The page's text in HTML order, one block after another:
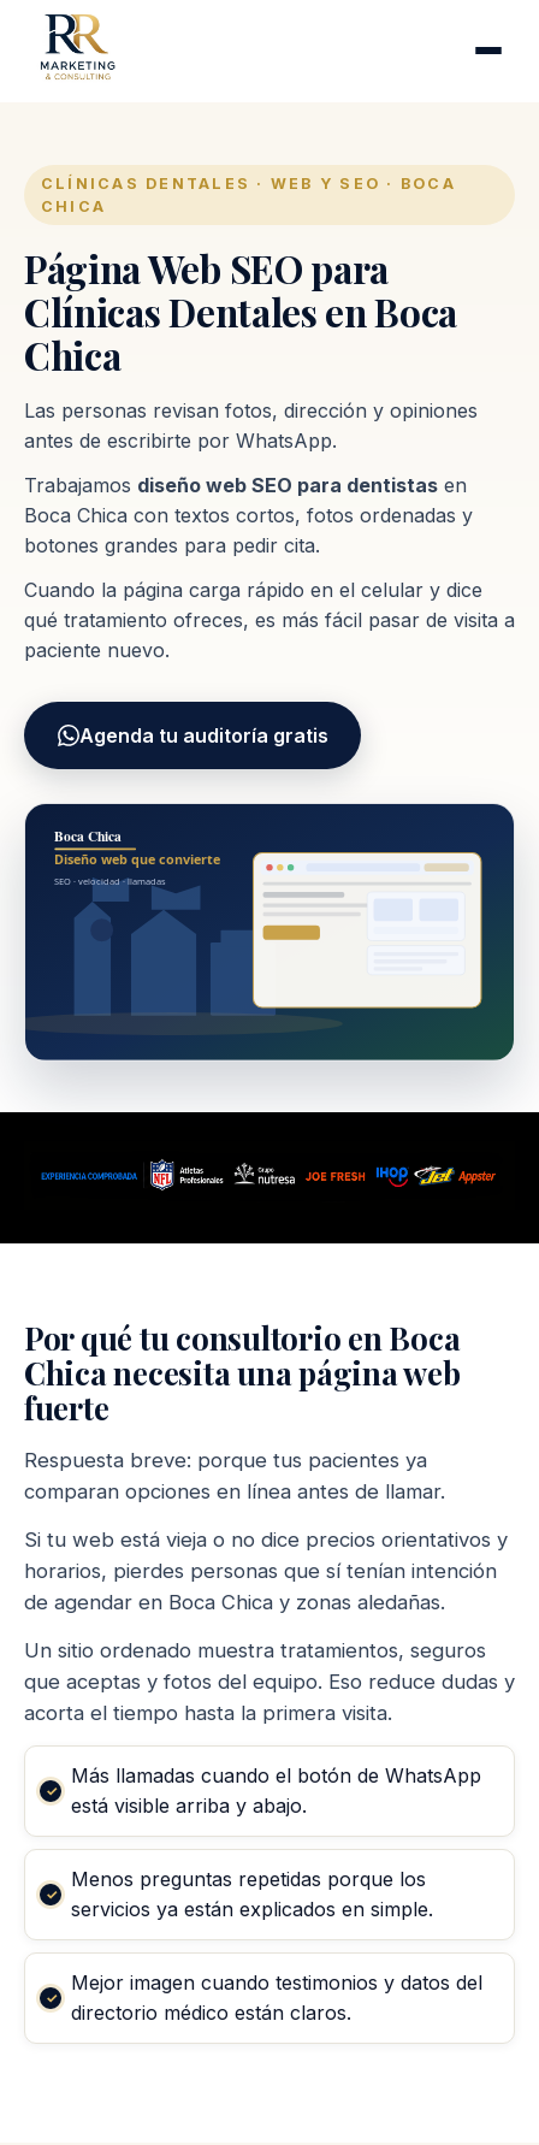
Industrias
Proceso
Contacto
CLÍNICAS DENTALES · WEB Y SEO · BOCA
CHICA
Página Web SEO para
Clínicas Dentales en Boca
Chica
Las personas revisan fotos, dirección y opiniones
antes de escribirte por WhatsApp.
Trabajamos diseño web SEO para dentistas en
Boca Chica con textos cortos, fotos ordenadas y
botones grandes para pedir cita.
Cuando la página carga rápido en el celular y dice
qué tratamiento ofreces, es más fácil pasar de visita a
paciente nuevo.
Agenda tu auditoría gratis
Por qué tu consultorio en Boca
Chica necesita una página web
fuerte
Respuesta breve: porque tus pacientes ya
comparan opciones en línea antes de llamar.
Si tu web está vieja o no dice precios orientativos y
horarios, pierdes personas que sí tenían intención
de agendar en Boca Chica y zonas aledañas.
Un sitio ordenado muestra tratamientos, seguros
que aceptas y fotos del equipo. Eso reduce dudas y
acorta el tiempo hasta la primera visita.
Más llamadas cuando el botón de WhatsApp
está visible arriba y abajo.
Menos preguntas repetidas porque los
servicios ya están explicados en simple.
Mejor imagen cuando testimonios y datos del
directorio médico están claros.